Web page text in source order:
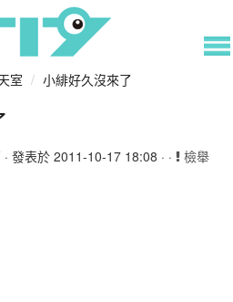
室 / 小緋好久沒來了
· 發表於 2011-10-17 18:08 · · 檢舉